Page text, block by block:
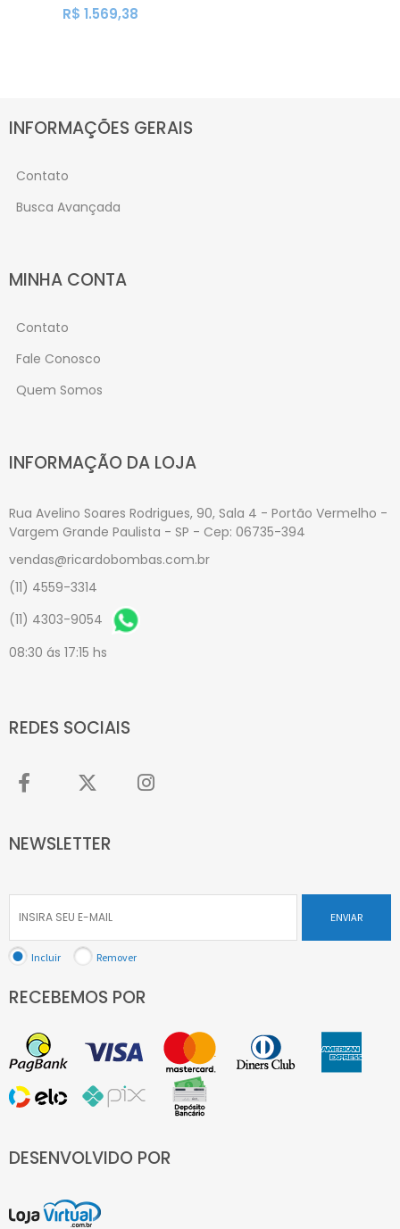
R$ 1.569,38
INFORMAÇÕES GERAIS
Contato
Busca Avançada
MINHA CONTA
Contato
Fale Conosco
Quem Somos
INFORMAÇÃO DA LOJA
Rua Avelino Soares Rodrigues, 90, Sala 4 - Portão Vermelho -
Vargem Grande Paulista - SP - Cep: 06735-394
vendas@ricardobombas.com.br
(11) 4559-3314
(11) 4303-9054
08:30 ás 17:15 hs
REDES SOCIAIS
NEWSLETTER
ENVIAR
Incluir Remover
RECEBEMOS POR
DESENVOLVIDO POR